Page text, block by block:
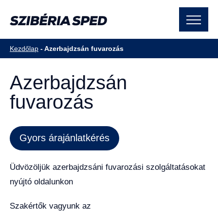
Azerbajdzsán
fuvarozás
Kezdőlap -Azerbajdzsán fuvarozás
Gyors árajánlatkérés
Üdvözöljük azerbajdzsáni fuvarozási szolgáltatásokat
nyújtó oldalunkon
Szakértők vagyunk az